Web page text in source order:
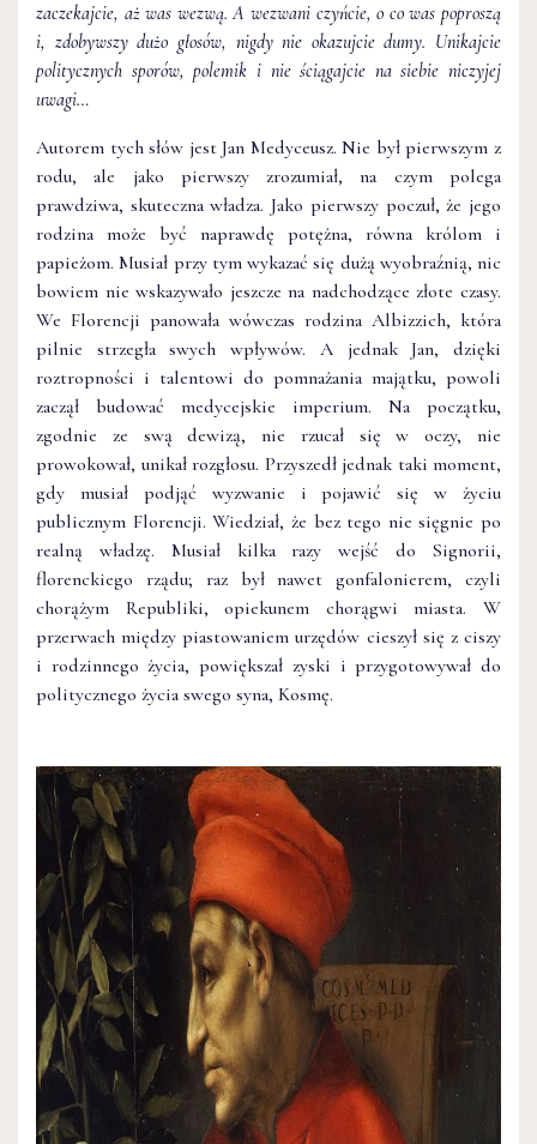
zaczekajcie, aż was wezwą. A wezwani czyńcie, o co was poproszą
i, zdobywszy dużo głosów, nigdy nie okazujcie dumy. Unikajcie
politycznych sporów, polemik i nie ściągajcie na siebie niczyjej
uwagi…
Autorem tych słów jest Jan Medyceusz. Nie był pierwszym z
rodu, ale jako pierwszy zrozumiał, na czym polega
prawdziwa, skuteczna władza. Jako pierwszy poczuł, że jego
rodzina może być naprawdę potężna, równa królom i
papieżom. Musiał przy tym wykazać się dużą wyobraźnią, nic
bowiem nie wskazywało jeszcze na nadchodzące złote czasy.
We Florencji panowała wówczas rodzina Albizzich, która
pilnie strzegła swych wpływów. A jednak Jan, dzięki
roztropności i talentowi do pomnażania majątku, powoli
zaczął budować medycejskie imperium. Na początku,
zgodnie ze swą dewizą, nie rzucał się w oczy, nie
prowokował, unikał rozgłosu. Przyszedł jednak taki moment,
gdy musiał podjąć wyzwanie i pojawić się w życiu
publicznym Florencji. Wiedział, że bez tego nie sięgnie po
realną władzę. Musiał kilka razy wejść do Signorii,
florenckiego rządu; raz był nawet gonfalonierem, czyli
chorążym Republiki, opiekunem chorągwi miasta. W
przerwach między piastowaniem urzędów cieszył się z ciszy
i rodzinnego życia, powiększał zyski i przygotowywał do
politycznego życia swego syna, Kosmę.